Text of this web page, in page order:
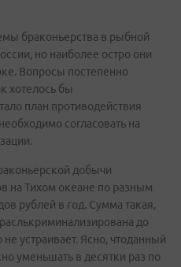
браконьерства в рыбной
но наиболее остро они
Вопросы постепенно
хотелось бы
план противодействия
согласовать на
добычи
на Тихом океане по разным
рублей в год. Сумма такая,
до
устраивает. Ясно, чтоданный
уменьшать в десятки раз по